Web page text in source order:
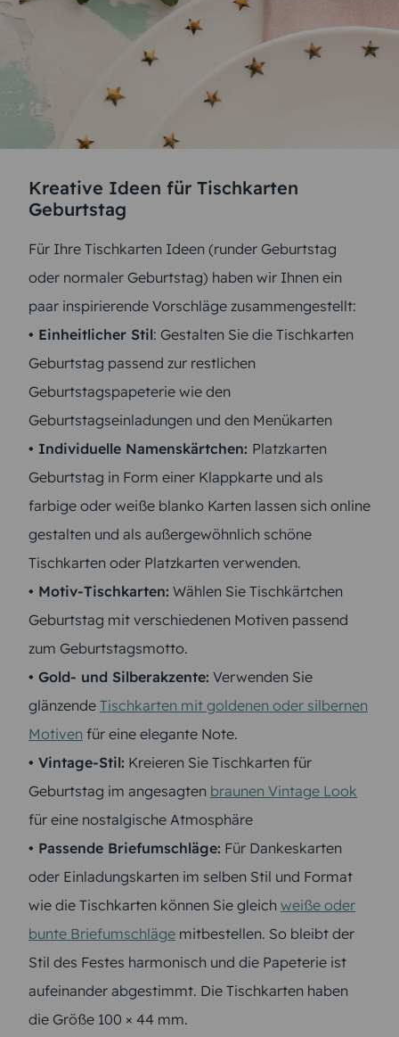
Kreative Ideen für Tischkarten
Geburtstag
Für Ihre Tischkarten Ideen (runder Geburtstag
oder normaler Geburtstag) haben wir Ihnen ein
paar inspirierende Vorschläge zusammengestellt:
• Einheitlicher Stil: Gestalten Sie die Tischkarten
Geburtstag passend zur restlichen
Geburtstagspapeterie wie den
Geburtstagseinladungen und den Menükarten
• Individuelle Namenskärtchen: Platzkarten
Geburtstag in Form einer Klappkarte und als
farbige oder weiße blanko Karten lassen sich online
gestalten und als außergewöhnlich schöne
Tischkarten oder Platzkarten verwenden.
• Motiv-Tischkarten: Wählen Sie Tischkärtchen
Geburtstag mit verschiedenen Motiven passend
zum Geburtstagsmotto.
• Gold- und Silberakzente: Verwenden Sie
glänzende Tischkarten mit goldenen oder silbernen
Motiven für eine elegante Note.
• Vintage-Stil: Kreieren Sie Tischkarten für
Geburtstag im angesagten braunen Vintage Look
für eine nostalgische Atmosphäre
• Passende Briefumschläge: Für Dankeskarten
oder Einladungskarten im selben Stil und Format
wie die Tischkarten können Sie gleich weiße oder
bunte Briefumschläge mitbestellen. So bleibt der
Stil des Festes harmonisch und die Papeterie ist
aufeinander abgestimmt. Die Tischkarten haben
die Größe 100 × 44 mm.